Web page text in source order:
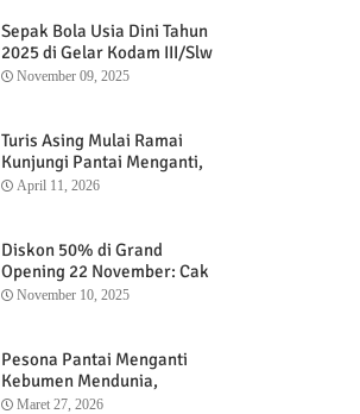
Sepak Bola Usia Dini Tahun
2025 di Gelar Kodam III/Slw
November 09, 2025
Turis Asing Mulai Ramai
Kunjungi Pantai Menganti,
Nikmati Sunrise dan Sunset
April 11, 2026
Diskon 50% di Grand
Opening 22 November: Cak
Ofi Hadirkan Balungan Bakar
November 10, 2025
Pesona Pantai Menganti
Kebumen Mendunia,
Wisatawan Mancanegara
Maret 27, 2026